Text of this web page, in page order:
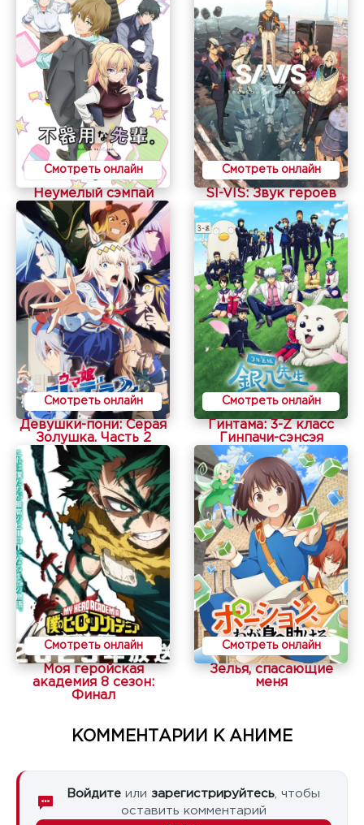
Смотреть онлайн
Неумелый сэмпай
Смотреть онлайн
SI-VIS: Звук героев
Смотреть онлайн
Девушки-пони: Серая
Золушка. Часть 2
Смотреть онлайн
Гинтама: 3-Z класс
Гинпачи-сэнсэя
Смотреть онлайн
Моя геройская
академия 8 сезон:
Финал
Смотреть онлайн
Зелья, спасающие
меня
КОММЕНТАРИИ К АНИМЕ
Войдите или зарегистрируйтесь , чтобы
оставить комментарий